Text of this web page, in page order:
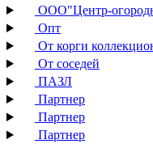
ООО"Центр-
Опт
От корги
От соседей
ПАЗЛ
Партнер
Партнер
Партнер